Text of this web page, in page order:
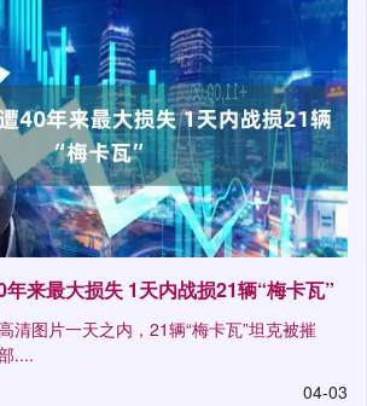
来最大损失 1天内战损21辆“梅卡瓦”
清图片一天之内，21辆“梅卡瓦”坦克被摧
....
04-03